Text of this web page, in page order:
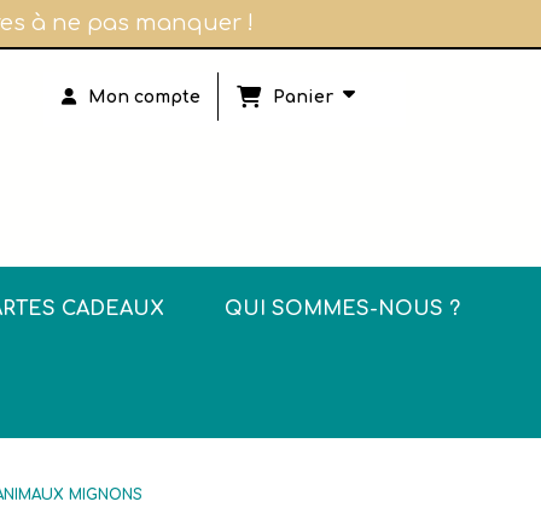
à ne pas manquer !
Mon compte Panier
CADEAUX QUI SOMMES-NOUS ?
MIGNONS